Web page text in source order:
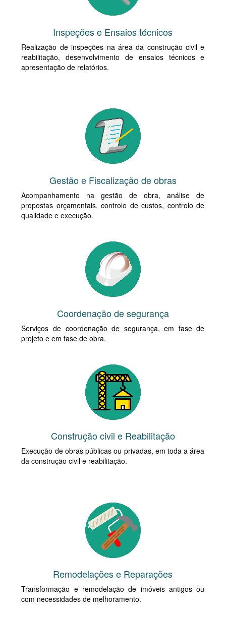
Inspeções e Ensaios técnicos
Realização de inspeções na área da construção civil e
reabilitação, desenvolvimento de ensaios técnicos e
apresentação de relatórios.
Gestão e Fiscalização de obras
Acompanhamento na gestão de obra, análise de
propostas orçamentais, controlo de custos, controlo de
qualidade e execução.
Coordenação de segurança
Serviços de coordenação de segurança, em fase de
projeto e em fase de obra.
Construção civil e Reabilitação
Execução de obras públicas ou privadas, em toda a área
da construção civil e reabilitação.
Remodelações e Reparações
Transformação e remodelação de imóveis antigos ou
com necessidades de melhoramento.